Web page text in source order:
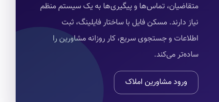
متقاضیان، تماس‌ها و پیگیری‌ها به یک سیستم منظم
نیاز دارند. مسکن فایل با ساختار فایلینگ، ثبت
اطلاعات و جستجوی سریع، کار روزانه مشاورین را
ساده‌تر می‌کند.
ورود مشاورین املاک